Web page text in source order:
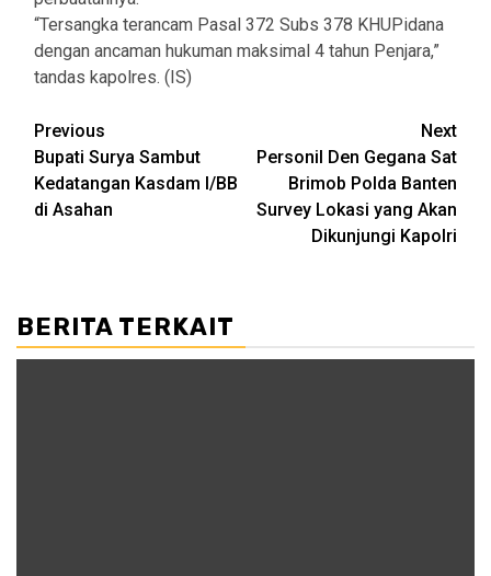
“Tersangka terancam Pasal 372 Subs 378 KHUPidana
dengan ancaman hukuman maksimal 4 tahun Penjara,”
tandas kapolres. (IS)
Post
navigation
Previous
Bupati Surya Sambut
Kedatangan Kasdam I/BB
di Asahan
Next
Personil Den Gegana Sat
Brimob Polda Banten
Survey Lokasi yang Akan
Dikunjungi Kapolri
BERITA TERKAIT